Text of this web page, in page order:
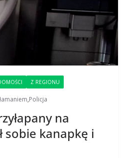
Z REGIONU
,Policja
na
sobie kanapkę i